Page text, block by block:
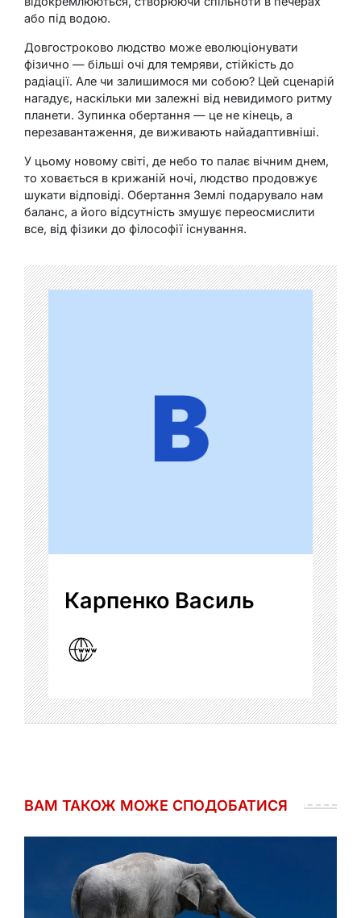
або під водою.
Довгостроково людство може еволюціонувати
фізично — більші очі для темряви, стійкість до
радіації. Але чи залишимося ми собою? Цей сценарій
нагадує, наскільки ми залежні від невидимого ритму
планети. Зупинка обертання — це не кінець, а
перезавантаження, де виживають найадаптивніші.
У цьому новому світі, де небо то палає вічним днем,
то ховається в крижаній ночі, людство продовжує
шукати відповіді. Обертання Землі подарувало нам
баланс, а його відсутність змушує переосмислити
все, від фізики до філософії існування.
Карпенко Василь
ВАМ ТАКОЖ МОЖЕ СПОДОБАТИСЯ